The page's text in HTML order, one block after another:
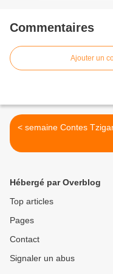
Commentaires
Ajouter un
< semaine Contes
Hébergé par Overblog
Top articles
Pages
Contact
Signaler un abus